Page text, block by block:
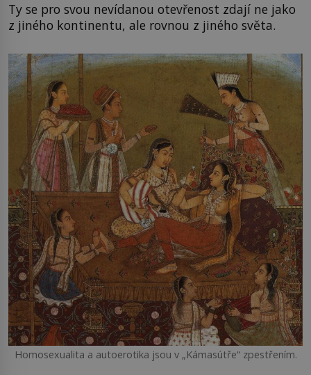
Ty se pro svou nevídanou otevřenost zdají ne jako
z jiného kontinentu, ale rovnou z jiného světa.
Homosexualita a autoerotika jsou v „Kámasútře“ zpestřením.